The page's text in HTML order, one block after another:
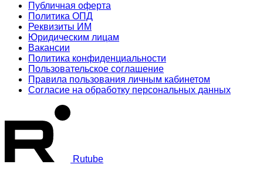
Публичная оферта
Политика ОПД
Реквизиты ИМ
Юридическим лицам
Вакансии
Политика конфиденциальности
Пользовательское соглашение
Правила пользования личным кабинетом
Согласие на обработку персональных данных
Rutube